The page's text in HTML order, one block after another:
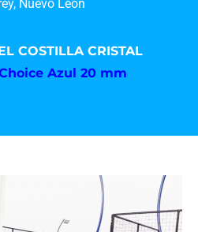
Nuevo León
COSTILLA CRISTAL
Azul 20 mm